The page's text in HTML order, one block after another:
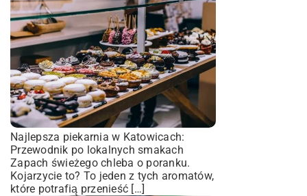
Najlepsza piekarnia w Katowicach:
Przewodnik po lokalnych smakach
Zapach świeżego chleba o poranku.
Kojarzycie to? To jeden z tych aromatów,
które potrafią przenieść […]